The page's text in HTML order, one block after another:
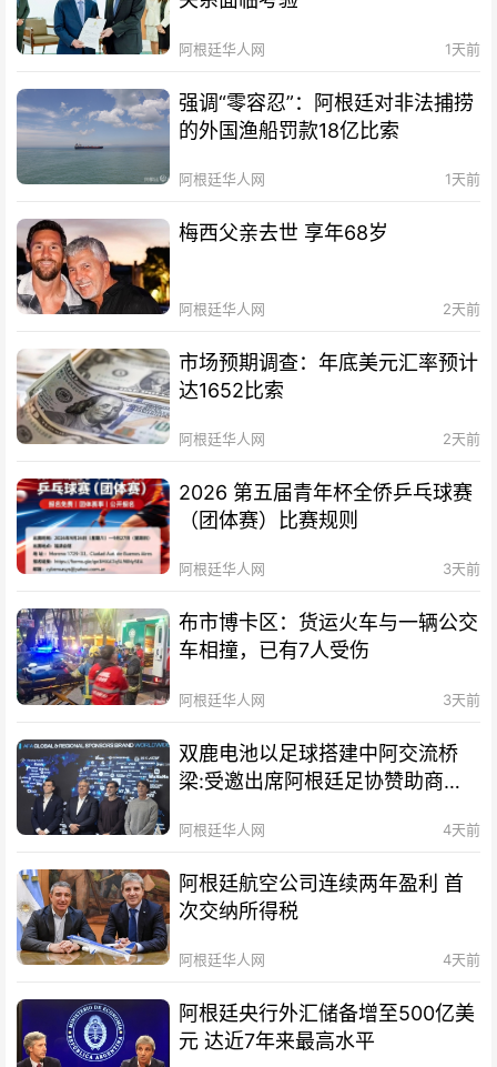
阿根廷华人网 1天前
强调“零容忍”：阿根廷对非法捕捞
的外国渔船罚款18亿比索
阿根廷华人网 1天前
梅西父亲去世 享年68岁
阿根廷华人网 2天前
市场预期调查：年底美元汇率预计
达1652比索
阿根廷华人网 2天前
2026 第五届青年杯全侨乒乓球赛
（团体赛）比赛规则
阿根廷华人网 3天前
布市博卡区：货运火车与一辆公交
车相撞，已有7人受伤
阿根廷华人网 3天前
双鹿电池以足球搭建中阿交流桥
梁:受邀出席阿根廷足协赞助商招
阿根廷华人网 4天前
阿根廷航空公司连续两年盈利 首
次交纳所得税
阿根廷华人网 4天前
阿根廷央行外汇储备增至500亿美
元 达近7年来最高水平